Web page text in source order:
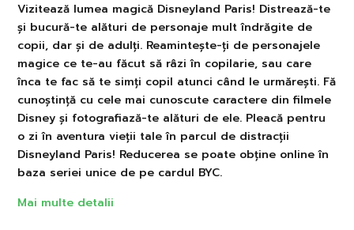
Vizitează lumea magică Disneyland Paris! Distrează-te
și bucură-te alături de personaje mult îndrăgite de
copii, dar și de adulți. Reamintește-ți de personajele
magice ce te-au făcut să râzi în copilarie, sau care
înca te fac să te simți copil atunci când le urmărești. Fă
cunoștință cu cele mai cunoscute caractere din filmele
Disney și fotografiază-te alături de ele. Pleacă pentru
o zi în aventura vieții tale în parcul de distracții
Disneyland Paris! Reducerea se poate obține online în
baza seriei unice de pe cardul BYC.
Mai multe detalii